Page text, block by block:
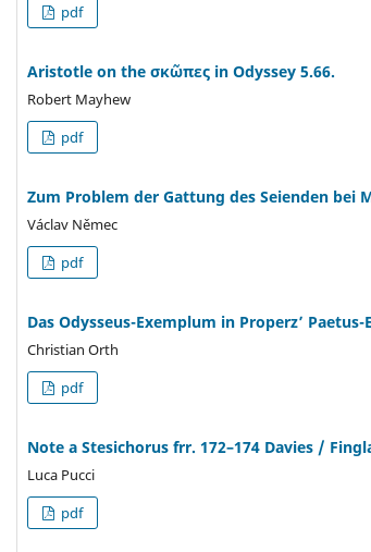
pdf
Aristotle on the σκῶπες in Odyssey 5.66.
Robert Mayhew
pdf
Zum Problem der Gattung des Seienden
Václav Němec
pdf
Das Odysseus-Exemplum in Properz’ Paetus-
Christian Orth
pdf
Note a Stesichorus frr. 172–174 Davies /
Luca Pucci
pdf